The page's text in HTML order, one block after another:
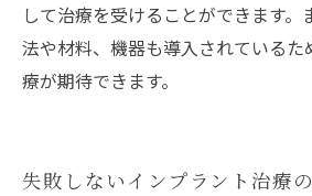
して治療を受けることができます。
法や材料、機器も導入されている
療が期待できます。
失敗しないインプラント治療